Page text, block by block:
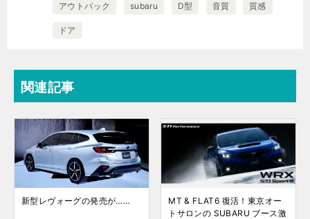
アウトバック subaru D型 音質 質感
ドア
関連記事
新型レヴォーグの発売が……
MT & FLAT6 復活！東京オー
トサロンの SUBARU ブース激